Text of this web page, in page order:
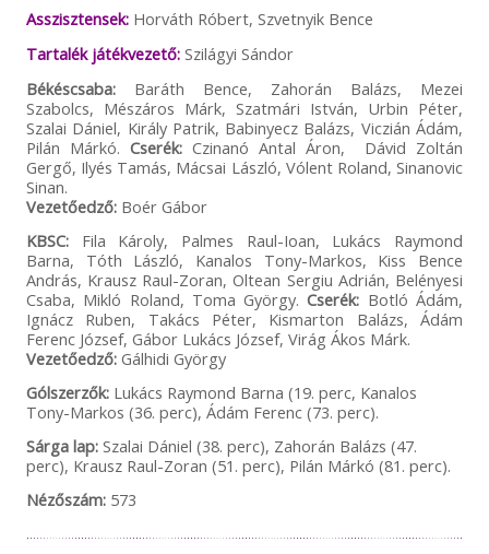
Asszisztensek:Horváth Róbert, Szvetnyik Bence
Tartalék játékvezető: Szilágyi Sándor
Békéscsaba:Baráth Bence, Zahorán Balázs, Mezei
Szabolcs, Mészáros Márk, Szatmári István, Urbin Péter,
Szalai Dániel, Király Patrik, Babinyecz Balázs, Viczián Ádám,
Pilán Márkó. Cserék:Czinanó Antal Áron, Dávid Zoltán
Gergő, Ilyés Tamás, Mácsai László, Vólent Roland, Sinanovic
Sinan.
Vezetőedző:Boér Gábor
KBSC:Fila Károly, Palmes Raul-Ioan, Lukács Raymond
Barna, Tóth László, Kanalos Tony-Markos, Kiss Bence
András, Krausz Raul-Zoran, Oltean Sergiu Adrián, Belényesi
Csaba, Mikló Roland, Toma György.Cserék: Botló Ádám,
Ignácz Ruben, Takács Péter, Kismarton Balázs, Ádám
Ferenc József, Gábor Lukács József, Virág Ákos Márk.
Vezetőedző:Gálhidi György
Gólszerzők:Lukács Raymond Barna (19. perc, Kanalos
Tony-Markos (36. perc), Ádám Ferenc (73. perc).
Sárga lap:Szalai Dániel (38. perc), Zahorán Balázs (47.
perc), Krausz Raul-Zoran (51. perc), Pilán Márkó (81. perc).
Nézőszám:573